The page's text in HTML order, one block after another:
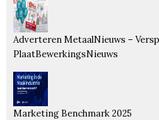
Adverteren MetaalNieuws –
PlaatBewerkingsNieuws
Marketing Benchmark 2025